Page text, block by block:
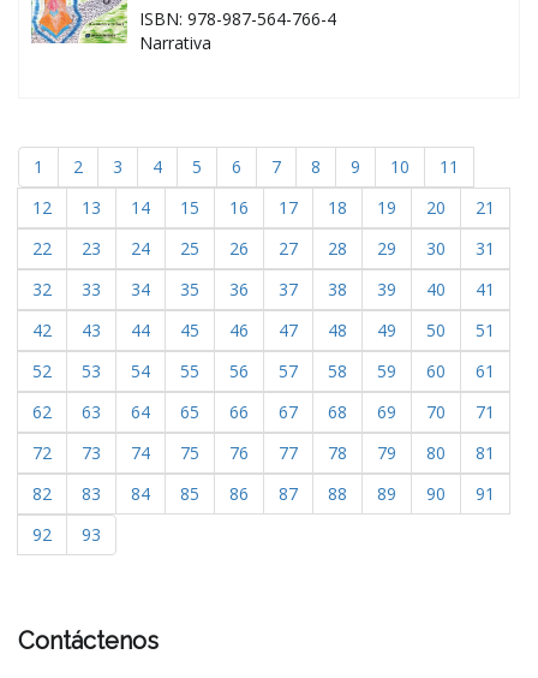
ISBN: 978-987-564-766-4
Narrativa
1 2 3 4 5 6 7 8 9 10
11
12
13 14 15 16 17 18 19 20
21
22
23 24 25 26 27 28 29 30
31
32
33 34 35 36 37 38 39 40
41
42
43 44 45 46 47 48 49 50
51
52
53 54 55 56 57 58 59 60
61
62
63 64 65 66 67 68 69 70
71
72
73 74 75 76 77 78 79 80
81
82
83 84 85 86 87 88 89 90
91
92
93
Contáctenos